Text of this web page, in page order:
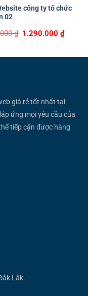
công ty tổ chức
02
₫ Original
1.290.000₫Current
giá rẻ tốt nhất tại
ứng mọi yêu cầu của
tiếp cận được hàng
Lắk.